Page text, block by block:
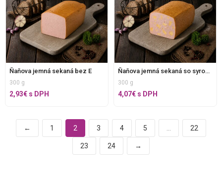
Ňaňova jemná sekaná bez E
300 g
2,93€ s DPH
Ňaňova jemná sekaná so syrom bez E
300 g
4,07€ s DPH
← 1 2 3 4 5 22
23 24 →